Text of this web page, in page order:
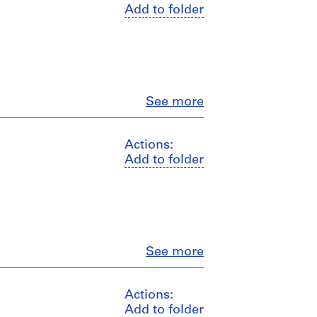
Add to folder
See more
Actions:
Add to folder
See more
Actions:
Add to folder